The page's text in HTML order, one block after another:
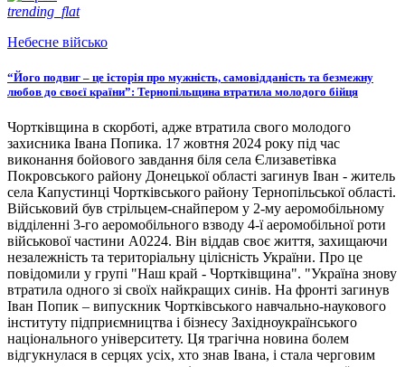
trending_flat
Небесне військо
“Його подвиг – це історія про мужність, самовідданість та безмежну
любов до своєї країни”: Тернопільщина втратила молодого бійця
Чортківщина в скорботі, адже втратила свого молодого
захисника Івана Попика. 17 жовтня 2024 року під час
виконання бойового завдання біля села Єлизаветівка
Покровського району Донецької області загинув Іван - житель
села Капустинці Чортківського району Тернопільської області.
Військовий був стрільцем-снайпером у 2-му аеромобільному
відділенні 3-го аеромобільного взводу 4-ї аеромобільної роти
військової частини А0224. Він віддав своє життя, захищаючи
незалежність та територіальну цілісність України. Про це
повідомили у групі "Наш край - Чортківщина". "Україна знову
втратила одного зі своїх найкращих синів. На фронті загинув
Іван Попик – випускник Чортківського навчально-наукового
інституту підприємництва і бізнесу Західноукраїнського
національного університету. Ця трагічна новина болем
відгукнулася в серцях усіх, хто знав Івана, і стала черговим